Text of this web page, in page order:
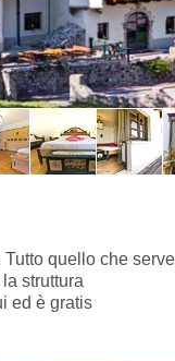
quello che serve
struttura
ed è gratis